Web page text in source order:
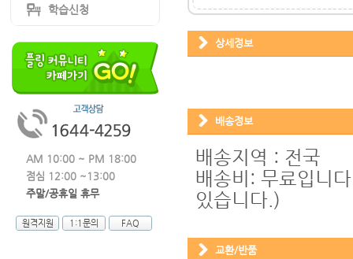
학습신청
AM 10:00 ~ PM 18:00
점심 12:00 ~13:00
주말/공휴일 휴무
원격지원 1:1문의 FAQ
상세정보
배송정보
배송지역 : 전국
배송비: 무료입니
있습니다.)
교환/반품